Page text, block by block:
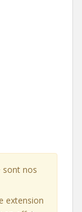
sont nos
extension